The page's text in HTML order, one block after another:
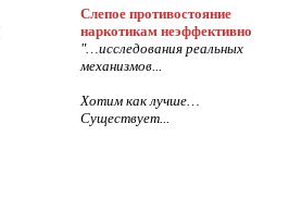
Слепое противостояние
наркотикам неэффективно
"…исследования реальных
механизмов...
Хотим как лучше…
Существует...